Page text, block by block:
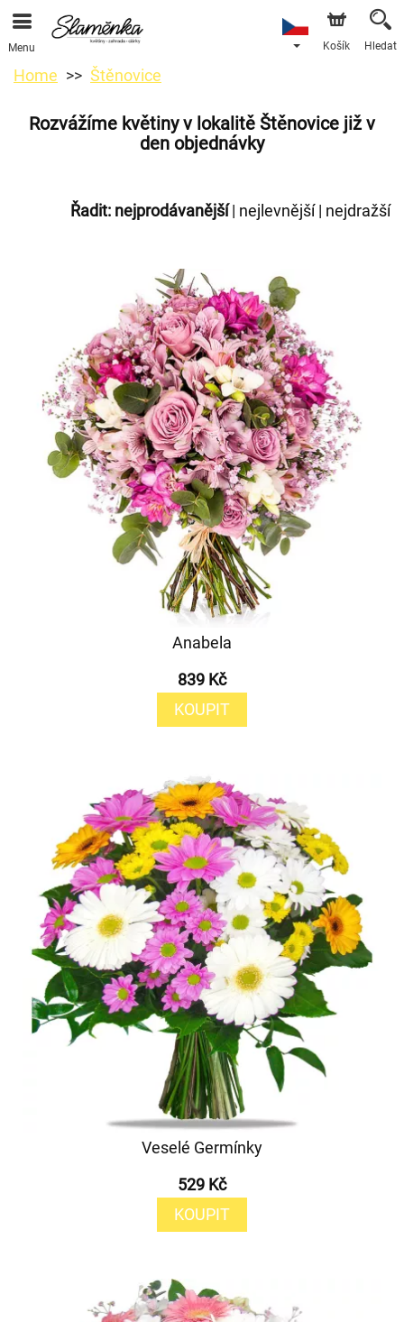
Menu Košík Hledat
Home Štěnovice
Rozvážíme květiny v lokalitě Štěnovice již v
den objednávky
Řadit: nejprodávanější| nejlevnější| nejdražší
Anabela
839 Kč
KOUPIT
Veselé Germínky
529 Kč
KOUPIT